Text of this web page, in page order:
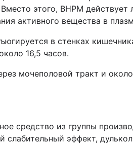
этого, BHPM
активного вещества в
в стенках
16,5 часов.
мочеполовой тракт и
средство из группы
эффект,